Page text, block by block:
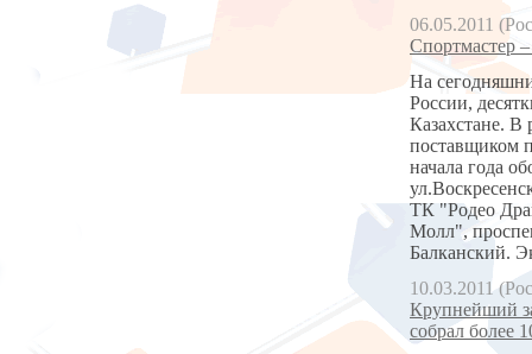
06.05.2011
Спортмастер
На
России,
Казахстане. В
поставщиком
начала года
ТК "Родео
Молл",
Балканский.
10.03.2011
Крупнейший
собрал более